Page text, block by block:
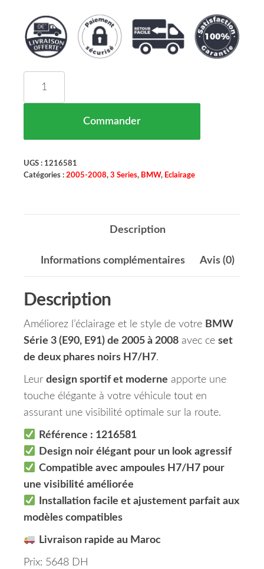
Commander
UGS : 1216581
Catégories : 2005-2008, 3 Series, BMW, Eclairage
Description
Informations complémentaires Avis (0)
Description
Améliorez l’éclairage et le style de votre BMW
Série 3 (E90, E91) de 2005 à 2008 avec ce set
de deux phares noirs H7/H7.
Leur design sportif et moderne apporte une
touche élégante à votre véhicule tout en
assurant une visibilité optimale sur la route.
Référence : 1216581
Design noir élégant pour un look agressif
Compatible avec ampoules H7/H7 pour
une visibilité améliorée
Installation facile et ajustement parfait aux
modèles compatibles
Livraison rapide au Maroc
Prix: 5648 DH